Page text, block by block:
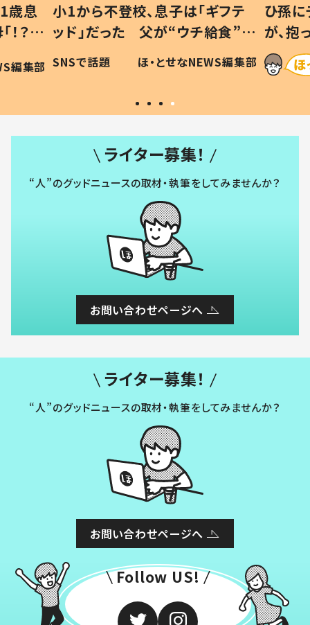
歳息
？」
編集部
小1から不登校、息子は「ギフテ
ッド」だった 父が“ウチ給食”を
作り続ける理由とは #令和の親
#令和の子
SNSで話題 ほ・とせなNEWS編集部
ひ孫
が、
「涙が
い」
ライター募集！
“人”のグッドニュースの取材・執筆をしてみませんか？
お問い合わせページへ
ライター募集！
“人”のグッドニュースの取材・執筆をしてみませんか？
お問い合わせページへ
Follow US!